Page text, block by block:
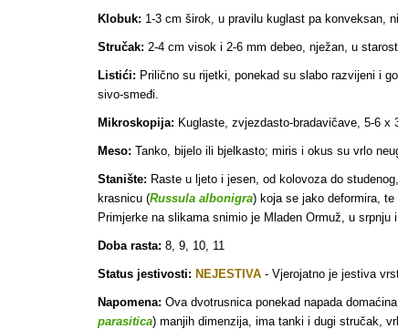
Klobuk: 1-3 cm širok, u pravilu kuglast pa konveksan,
Stručak: 2-4 cm visok i 2-6 mm debeo, nježan, u
Listići: Prilično su rijetki, ponekad su slabo razvijeni i
sivo-smeđi.
Mikroskopija: Kuglaste, zvjezdasto-bradavičave, 5-6 x
Meso: Tanko, bijelo ili bjelkasto; miris i okus su vrlo
Stanište: Raste u ljeto i jesen, od kolovoza do
krasnicu (Russula albonigra) koja se jako deformira,
Primjerke na slikama snimio je Mladen Ormuž, u
Doba rasta: 8, 9, 10, 11
Status jestivosti: NEJESTIVA - Vjerojatno je jestiva
Napomena: Ova dvotrusnica ponekad napada
parasitica) manjih dimenzija, ima tanki i dugi stručak,